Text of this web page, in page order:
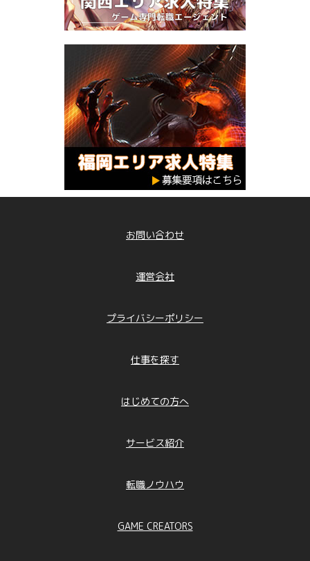
お問い合わせ
運営会社
プライバシーポリシー
仕事を探す
はじめての方へ
サービス紹介
転職ノウハウ
GAME CREATORS